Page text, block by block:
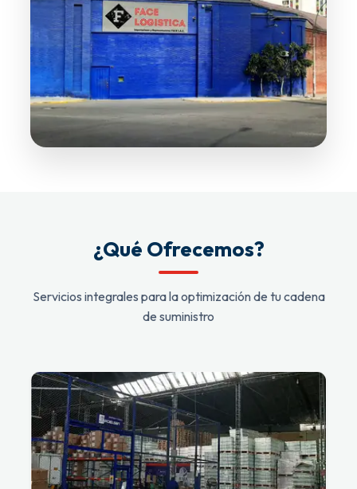
¿Qué Ofrecemos?
Servicios integrales para la optimización de tu cadena
de suministro